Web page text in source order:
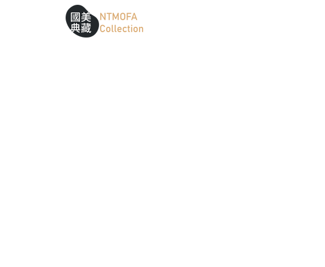
跳到中間主要內容區
網站導覽
:::